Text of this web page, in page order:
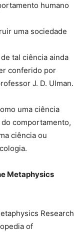
humano
uma sociedade
tal ciência ainda
conferido por
J. D. Ulman.
uma ciência
comportamento,
ciência ou
Metaphysics
Research
of